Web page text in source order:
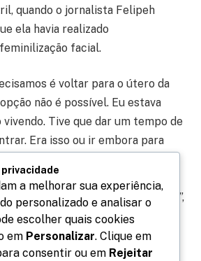
quando o jornalista Felipeh
ela havia realizado
facial.
é voltar para o útero da
não é possível. Eu estava
Tive que dar um tempo de
Era isso ou ir embora para
e quero contar/compartilhar
que sempre estiveram comigo”,
a melhorar sua experiência,
personalizado e analisar o
escolher quais cookies
em Personalizar. Clique em
consentir ou em Rejeitar